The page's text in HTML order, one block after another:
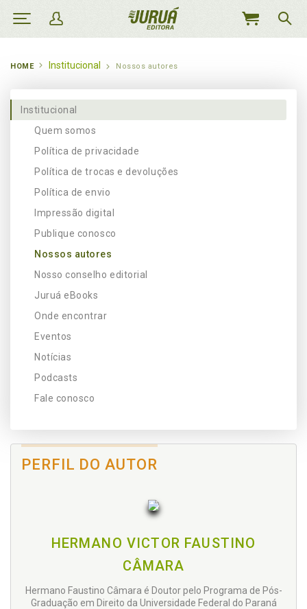
MEU
HOME Institucional Nossos autores
Institucional
Quem somos
Política de privacidade
Política de trocas e devoluções
Política de envio
Impressão digital
Publique conosco
Nossos autores
Nosso conselho editorial
Juruá eBooks
Onde encontrar
Eventos
Notícias
Podcasts
Fale conosco
PERFIL DO AUTOR
HERMANO VICTOR FAUSTINO
CÂMARA
Hermano Faustino Câmara é Doutor pelo Programa de Pós-
Graduação em Direito da Universidade Federal do Paraná